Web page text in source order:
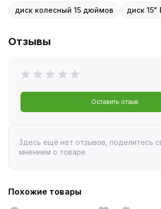
диск колесный 15 дюймов диск 15"
Отзывы
Оставить отзыв
Здесь ещё нет отзывов, поделитесь
мнением о товаре.
Похожие товары